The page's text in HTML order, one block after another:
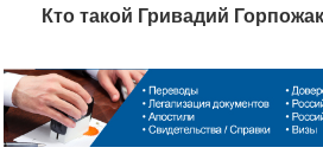
Кто такой Гривадий